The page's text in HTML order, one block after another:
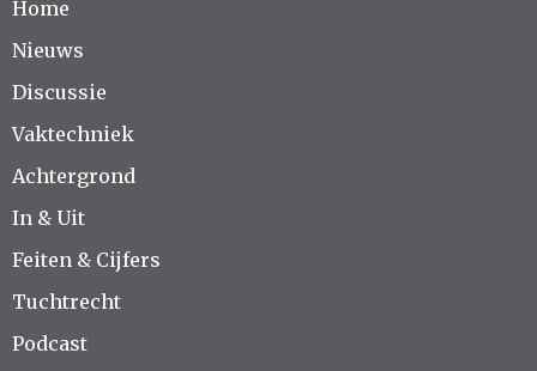
Home
Nieuws
Discussie
Vaktechniek
Achtergrond
In & Uit
Feiten & Cijfers
Tuchtrecht
Podcast